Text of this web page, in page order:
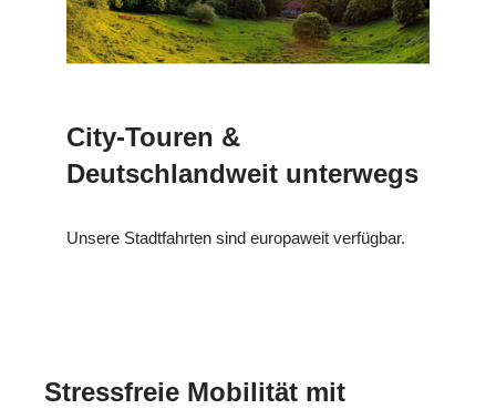
City-Touren &
Deutschlandweit unterwegs
Unsere Stadtfahrten sind europaweit verfügbar.
Stressfreie Mobilität mit